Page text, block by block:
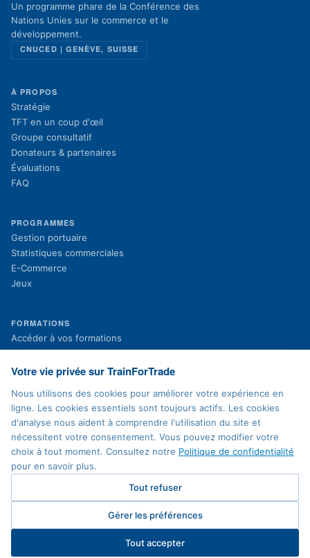
Un programme phare de la Conférence des
Nations Unies sur le commerce et le
développement.
CNUCED | GENÈVE, SUISSE
À PROPOS
Stratégie
TFT en un coup d'œil
Groupe consultatif
Donateurs & partenaires
Évaluations
FAQ
PROGRAMMES
Gestion portuaire
Statistiques commerciales
E-Commerce
Jeux
FORMATIONS
Accéder à vos formations
Inscription aux formations(s'ouvre dans un nouvel onglet)
Projets en cours
Actualités
MENTIONS LÉGALES
Politique de confidentialité
Conditions d'utilisation
Plan du site
Préférences cookies
Votre vie privée sur TrainForTrade
Nous utilisons des cookies pour améliorer votre expérience en
ligne. Les cookies essentiels sont toujours actifs. Les cookies
d'analyse nous aident à comprendre l'utilisation du site et
nécessitent votre consentement. Vous pouvez modifier votre
choix à tout moment. Consultez notre Politique de confidentialité
pour en savoir plus.
Tout refuser
Gérer les préférences
Tout accepter